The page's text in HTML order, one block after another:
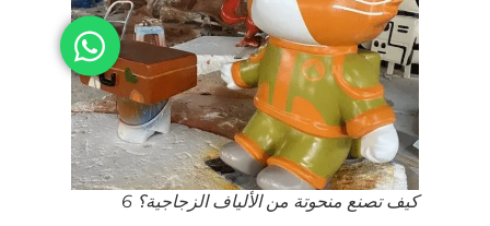
كيف تصنع منحوتة من الألياف الزجاجية؟ 6